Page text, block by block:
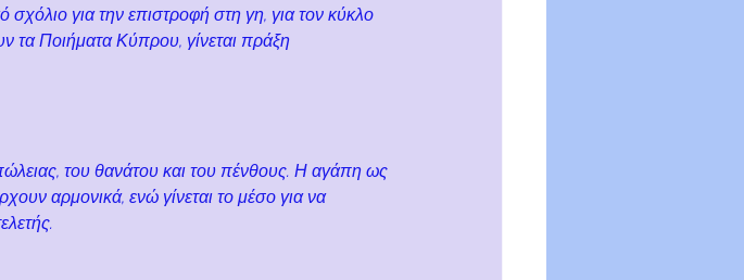
για την επιστροφή στη γη, για τον κύκλο
τα Ποιήματα Κύπρου, γίνεται πράξη
του θανάτου και του πένθους. Η αγάπη ως
αρμονικά, ενώ γίνεται το μέσο για να